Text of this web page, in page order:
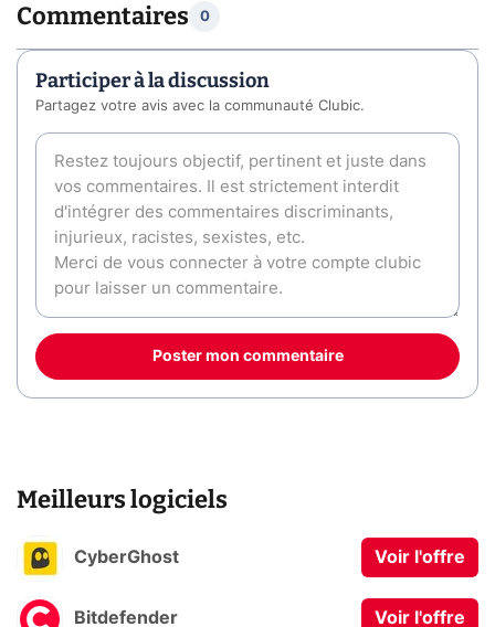
Commentaires 0
Participer à la discussion
Partagez votre avis avec la communauté Clubic.
Poster mon commentaire
Meilleurs logiciels
CyberGhost Voir l'offre
Bitdefender Voir l'offre